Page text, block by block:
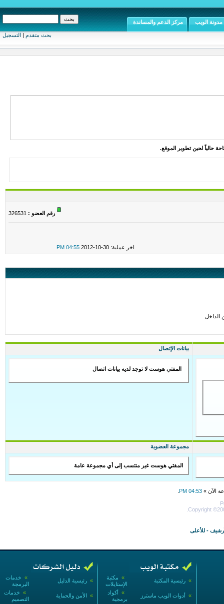
بحث متقدم | التسجيل
مدونة الويب مركز الدعم والمساندة
حالياً لحين تطوير الموقع.
رقم العضو :
اخر عملية: 30-10-2012 04:55 PM
بيانات الإتصال
المفتي هوست لا توجد لديه بيانات اتصال
مجموعة العضوية
المفتي هوست غير منتسب إلى أي مجموعة عامة
الآن » 04:53 PM
Copyright
- للأعلى
» خدمات
البرمجة
» رئيسية الدليل
» خدمات
التصميم
» الأمن والحماية
» مكتبة
الإستايلات
» رئيسية المكتبة
» أكواد
برمجية
» أدوات الويب ماسترز